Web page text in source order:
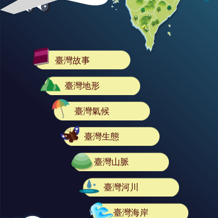
臺灣故事
臺灣地形
臺灣氣候
臺灣生態
臺灣山脈
臺灣河川
臺灣海岸